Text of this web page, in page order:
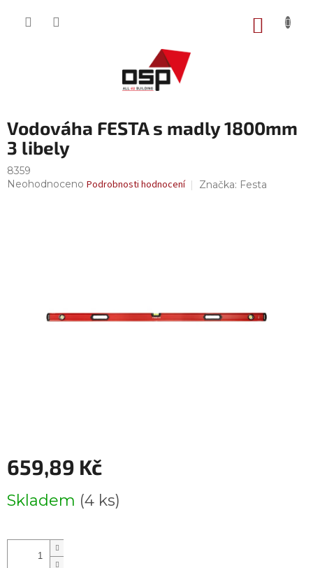
Vodováha FESTA s madly 1800mm
3 libely
8359
Průměrné
Neohodnoceno Podrobnosti hodnocení Značka: Festa
659,89 Kč
cena:
Skladem (4 ks)